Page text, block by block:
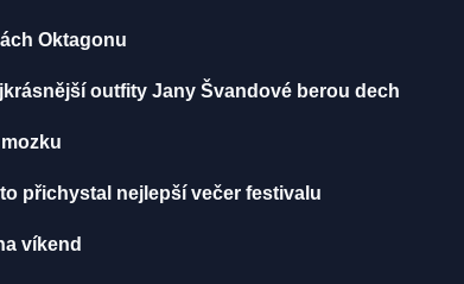
Oktagonu
outfity Jany Švandové berou dech
přichystal nejlepší večer festivalu
víkend